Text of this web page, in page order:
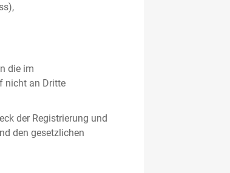
die im
nicht an Dritte
der Registrierung und
den gesetzlichen